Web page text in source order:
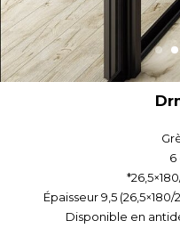
6
Épaisseur 9,5 (26,5×180/
Disponible en